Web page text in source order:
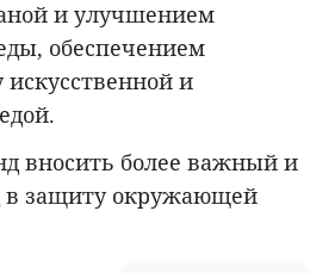
и улучшением
обеспечением
и
вносить более важный и
в защиту окружающей